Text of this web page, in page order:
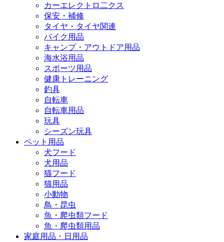
カーエレクトロ二クス
保安・補修
タイヤ・タイヤ関連
バイク用品
キャンプ・アウトドア用品
海水浴用品
スポーツ用品
健康トレーニング
釣具
自転車
自転車用品
玩具
シーズン玩具
ペット用品
犬フード
犬用品
猫フード
猫用品
小動物
鳥・昆虫
魚・爬虫類フード
魚・爬虫類用品
家庭用品・日用品